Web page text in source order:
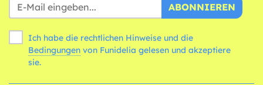
ABONNIEREN
Ich habe die rechtlichen Hinweise und die
Bedingungen
sie.